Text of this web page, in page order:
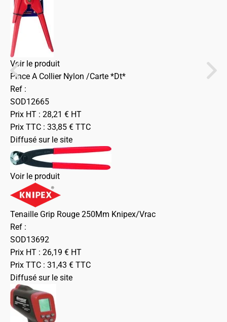
Voir le produit
Pince A Collier Nylon /Carte *Dt*
Ref :
SOD12665
Prix HT : 28,21 € HT
Prix TTC : 33,85 € TTC
Diffusé sur le site
Voir le produit
Tenaille Grip Rouge 250Mm Knipex/Vrac
Ref :
SOD13692
Prix HT : 26,19 € HT
Prix TTC : 31,43 € TTC
Diffusé sur le site